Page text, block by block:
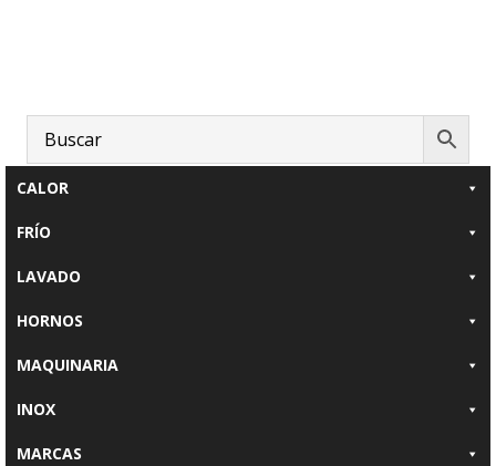
página
CALOR
FRÍO
LAVADO
HORNOS
MAQUINARIA
INOX
MARCAS